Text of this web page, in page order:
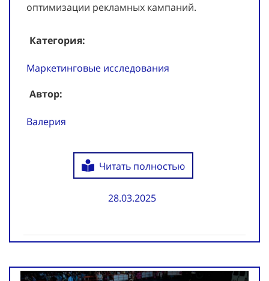
оптимизации рекламных кампаний.
Категория:
Маркетинговые исследования
Автор:
Валерия
Читать полностью
28.03.2025